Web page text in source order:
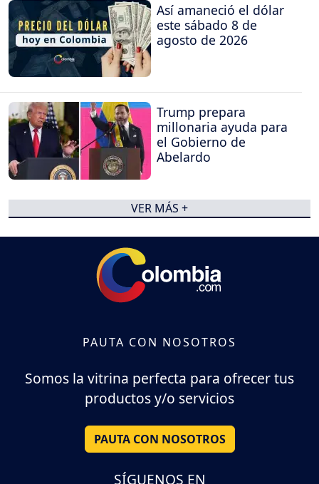
Así amaneció el dólar
este sábado 8 de
agosto de 2026
Trump prepara
millonaria ayuda para
el Gobierno de
Abelardo
VER MÁS +
PAUTA CON NOSOTROS
Somos la vitrina perfecta para ofrecer tus
productos y/o servicios
PAUTA CON NOSOTROS
SÍGUENOS EN